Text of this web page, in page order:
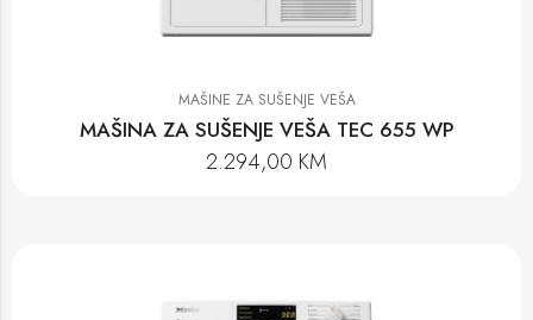
MAŠINE ZA SUŠENJE VEŠA
MAŠINA ZA SUŠENJE VEŠA TEC 655 WP
2.294,00 KM